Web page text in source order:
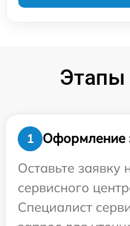
Этапы
1
Оформление
Оставьте заявку
сервисного
Специалист